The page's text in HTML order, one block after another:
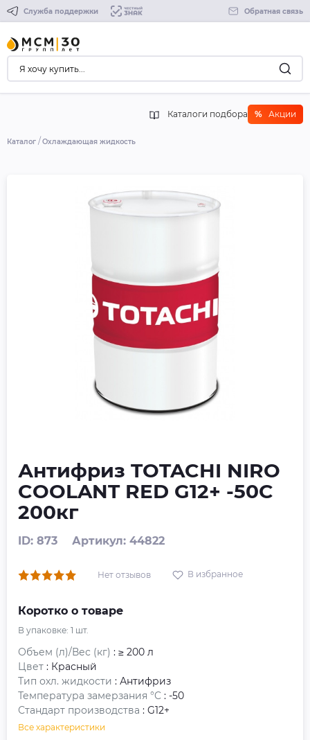
Служба поддержки Обратная связь
Каталоги подбора % Акции
Каталог Охлаждающая жидкость
Антифриз TOTACHI NIRO
COOLANT RED G12+ -50C
200кг
ID: 873 Артикул: 44822
Нет отзывов В избранное
Коротко о товаре
В упаковке: 1 шт.
Объем (л)/Вес (кг) : ≥ 200 л
Цвет : Красный
Тип охл. жидкости : Антифриз
Температура замерзания °C : -50
Стандарт производства : G12+
Все характеристики